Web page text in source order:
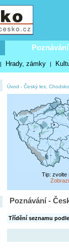
Poznávání
| Hrady, zámky |
Úvod - Český les,
Tip: zvolte
Poznávání -
Třídění seznamu